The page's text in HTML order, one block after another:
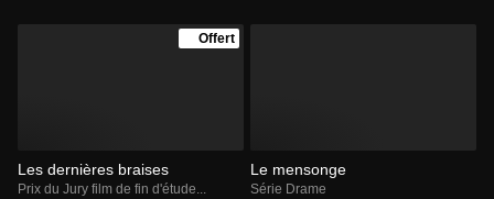
Offert
Les dernières braises
Prix du Jury film de fin d'étude...
Le mensonge
Série Drame